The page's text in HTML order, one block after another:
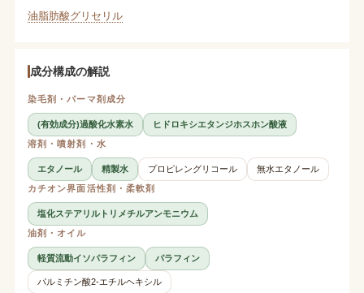
油脂肪酸グリセリル
成分構成の解説
染毛剤・パーマ剤成分
(有効成分)過酸化水素水
ヒドロキシエタンジホスホン酸液
溶剤・噴射剤・水
エタノール 精製水 プロピレングリコール
無水エタノール
カチオン界面活性剤・柔軟剤
塩化ステアリルトリメチルアンモニウム
油剤・オイル
軽質流動イソパラフィン パラフィン
パルミチン酸2-エチルヘキシル